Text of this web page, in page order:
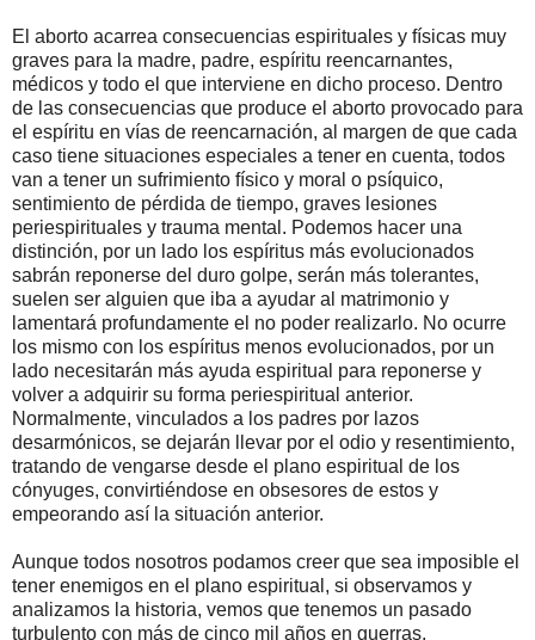
El aborto acarrea consecuencias espirituales y físicas muy
graves para la madre, padre, espíritu reencarnantes,
médicos y todo el que interviene en dicho proceso. Dentro
de las consecuencias que produce el aborto provocado para
el espíritu en vías de reencarnación, al margen de que cada
caso tiene situaciones especiales a tener en cuenta, todos
van a tener un sufrimiento físico y moral o psíquico,
sentimiento de pérdida de tiempo, graves lesiones
periespirituales y trauma mental. Podemos hacer una
distinción, por un lado los espíritus más evolucionados
sabrán reponerse del duro golpe, serán más tolerantes,
suelen ser alguien que iba a ayudar al matrimonio y
lamentará profundamente el no poder realizarlo. No ocurre
los mismo con los espíritus menos evolucionados, por un
lado necesitarán más ayuda espiritual para reponerse y
volver a adquirir su forma periespiritual anterior.
Normalmente, vinculados a los padres por lazos
desarmónicos, se dejarán llevar por el odio y resentimiento,
tratando de vengarse desde el plano espiritual de los
cónyuges, convirtiéndose en obsesores de estos y
empeorando así la situación anterior.
Aunque todos nosotros podamos creer que sea imposible el
tener enemigos en el plano espiritual, si observamos y
analizamos la historia, vemos que tenemos un pasado
turbulento con más de cinco mil años en guerras,